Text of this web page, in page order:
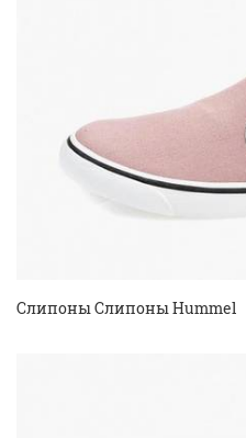
Слипоны Слипоны Hummel